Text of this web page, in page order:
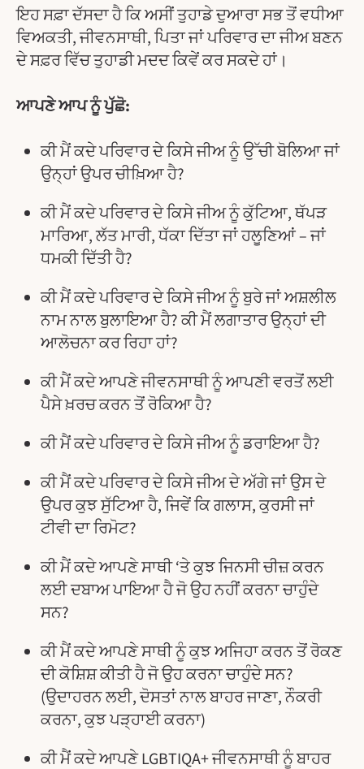
ਇਹ ਸਫ਼ਾ ਦੱਸਦਾ ਹੈ ਕਿ ਅਸੀਂ ਤੁਹਾਡੇ ਦੁਆਰਾ ਸਭ ਤੋਂ ਵਧੀਆ
ਵਿਅਕਤੀ, ਜੀਵਨਸਾਥੀ, ਪਿਤਾ ਜਾਂ ਪਰਿਵਾਰ ਦਾ ਜੀਅ ਬਣਨ
ਦੇ ਸਫ਼ਰ ਵਿੱਚ ਤੁਹਾਡੀ ਮਦਦ ਕਿਵੇਂ ਕਰ ਸਕਦੇ ਹਾਂ।
ਆਪਣੇ ਆਪ ਨੂੰ ਪੁੱਛੋ:
ਕੀ ਮੈਂ ਕਦੇ ਪਰਿਵਾਰ ਦੇ ਕਿਸੇ ਜੀਅ ਨੂੰ ਉੱਚੀ ਬੋਲਿਆ ਜਾਂ
ਉਨ੍ਹਾਂ ਉਪਰ ਚੀਖ਼ਿਆ ਹੈ?
ਕੀ ਮੈਂ ਕਦੇ ਪਰਿਵਾਰ ਦੇ ਕਿਸੇ ਜੀਅ ਨੂੰ ਕੁੱਟਿਆ, ਥੱਪੜ
ਮਾਰਿਆ, ਲੱਤ ਮਾਰੀ, ਧੱਕਾ ਦਿੱਤਾ ਜਾਂ ਹਲੂਣਿਆਂ – ਜਾਂ
ਧਮਕੀ ਦਿੱਤੀ ਹੈ?
ਕੀ ਮੈਂ ਕਦੇ ਪਰਿਵਾਰ ਦੇ ਕਿਸੇ ਜੀਅ ਨੂੰ ਬੁਰੇ ਜਾਂ ਅਸ਼ਲੀਲ
ਨਾਮ ਨਾਲ ਬੁਲਾਇਆ ਹੈ? ਕੀ ਮੈਂ ਲਗਾਤਾਰ ਉਨ੍ਹਾਂ ਦੀ
ਆਲੋਚਨਾ ਕਰ ਰਿਹਾ ਹਾਂ?
ਕੀ ਮੈਂ ਕਦੇ ਆਪਣੇ ਜੀਵਨਸਾਥੀ ਨੂੰ ਆਪਣੀ ਵਰਤੋਂ ਲਈ
ਪੈਸੇ ਖ਼ਰਚ ਕਰਨ ਤੋਂ ਰੋਕਿਆ ਹੈ?
ਕੀ ਮੈਂ ਕਦੇ ਪਰਿਵਾਰ ਦੇ ਕਿਸੇ ਜੀਅ ਨੂੰ ਡਰਾਇਆ ਹੈ?
ਕੀ ਮੈਂ ਕਦੇ ਪਰਿਵਾਰ ਦੇ ਕਿਸੇ ਜੀਅ ਦੇ ਅੱਗੇ ਜਾਂ ਉਸ ਦੇ
ਉਪਰ ਕੁਝ ਸੁੱਟਿਆ ਹੈ, ਜਿਵੇਂ ਕਿ ਗਲਾਸ, ਕੁਰਸੀ ਜਾਂ
ਟੀਵੀ ਦਾ ਰਿਮੋਟ?
ਕੀ ਮੈਂ ਕਦੇ ਆਪਣੇ ਸਾਥੀ ‘ਤੇ ਕੁਝ ਜਿਨਸੀ ਚੀਜ਼ ਕਰਨ
ਲਈ ਦਬਾਅ ਪਾਇਆ ਹੈ ਜੋ ਉਹ ਨਹੀਂ ਕਰਨਾ ਚਾਹੁੰਦੇ
ਸਨ?
ਕੀ ਮੈਂ ਕਦੇ ਆਪਣੇ ਸਾਥੀ ਨੂੰ ਕੁਝ ਅਜਿਹਾ ਕਰਨ ਤੋਂ ਰੋਕਣ
ਦੀ ਕੋਸ਼ਿਸ਼ ਕੀਤੀ ਹੈ ਜੋ ਉਹ ਕਰਨਾ ਚਾਹੁੰਦੇ ਸਨ?
(ਉਦਾਹਰਨ ਲਈ, ਦੋਸਤਾਂ ਨਾਲ ਬਾਹਰ ਜਾਣਾ, ਨੌਕਰੀ
ਕਰਨਾ, ਕੁਝ ਪੜ੍ਹਾਈ ਕਰਨਾ)
ਕੀ ਮੈਂ ਕਦੇ ਆਪਣੇ LGBTIQA+ ਜੀਵਨਸਾਥੀ ਨੂੰ ਬਾਹਰ